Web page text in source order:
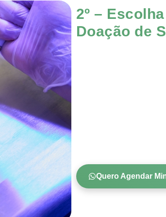
2º –
Doação de
Quero Agendar